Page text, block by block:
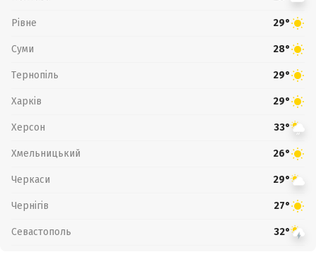
Рівне 29°
Суми 28°
Тернопіль 29°
Харків 29°
Херсон 33°
Хмельницький 26°
Черкаси 29°
Чернігів 27°
Севастополь 32°